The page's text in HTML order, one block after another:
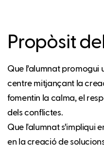
Propòsit
Que l’alumnat promogui
centre mitjançant la
fomentin la calma, el
dels conflictes.
Que l'alumnat s’impliqui
en la creació de